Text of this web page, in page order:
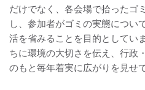
だけでなく、各会場で拾ったゴ
し、参加者がゴミの実態につい
活を省みることを目的としてい
ちに環境の大切さを伝え、行政
のもと毎年着実に広がりを見せ